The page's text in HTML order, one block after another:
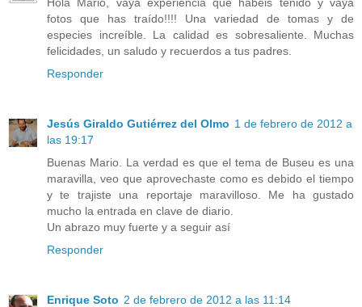
fotos que has traído!!!! Una variedad de tomas y de
especies increíble. La calidad es sobresaliente. Muchas
felicidades, un saludo y recuerdos a tus padres.
Responder
Jesús Giraldo Gutiérrez del Olmo 1 de febrero de 2012 a
las 19:17
Buenas Mario. La verdad es que el tema de Buseu es una
maravilla, veo que aprovechaste como es debido el tiempo
y te trajiste una reportaje maravilloso. Me ha gustado
mucho la entrada en clave de diario.
Un abrazo muy fuerte y a seguir así
Responder
Enrique Soto 2 de febrero de 2012 a las 11:14